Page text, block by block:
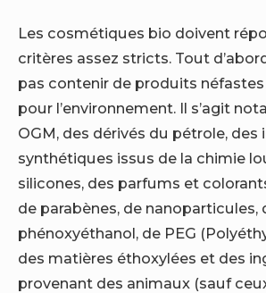
Les cosmétiques bio doivent
critères assez stricts. Tout
pas contenir de produits
pour l’environnement. Il s’agit
OGM, des dérivés du pétrole, des
synthétiques issus de la chimie
silicones, des parfums et
de parabènes, de nanoparticules,
phénoxyéthanol, de PEG
des matières éthoxylées et des
provenant des animaux (sauf